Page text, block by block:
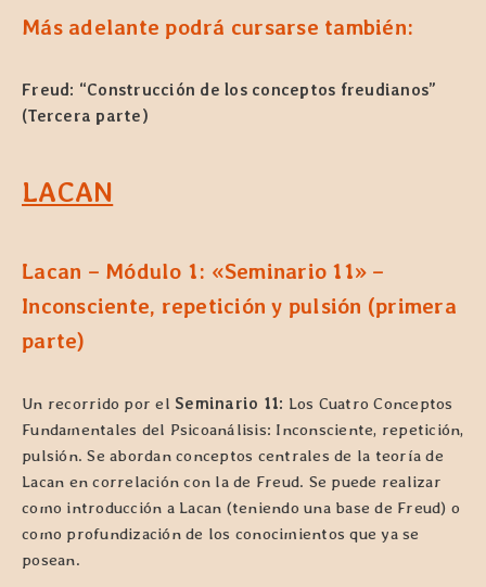
Más adelante podrá cursarse también:
Freud: “Construcción de los conceptos freudianos”
(Tercera parte)
LACAN
Lacan – Módulo 1: «Seminario 11» –
Inconsciente, repetición y pulsión (primera
parte)
Un recorrido por el Seminario 11: Los Cuatro Conceptos
Fundamentales del Psicoanálisis: Inconsciente, repetición,
pulsión. Se abordan conceptos centrales de la teoría de
Lacan en correlación con la de Freud. Se puede realizar
como introducción a Lacan (teniendo una base de Freud) o
como profundización de los conocimientos que ya se
posean.